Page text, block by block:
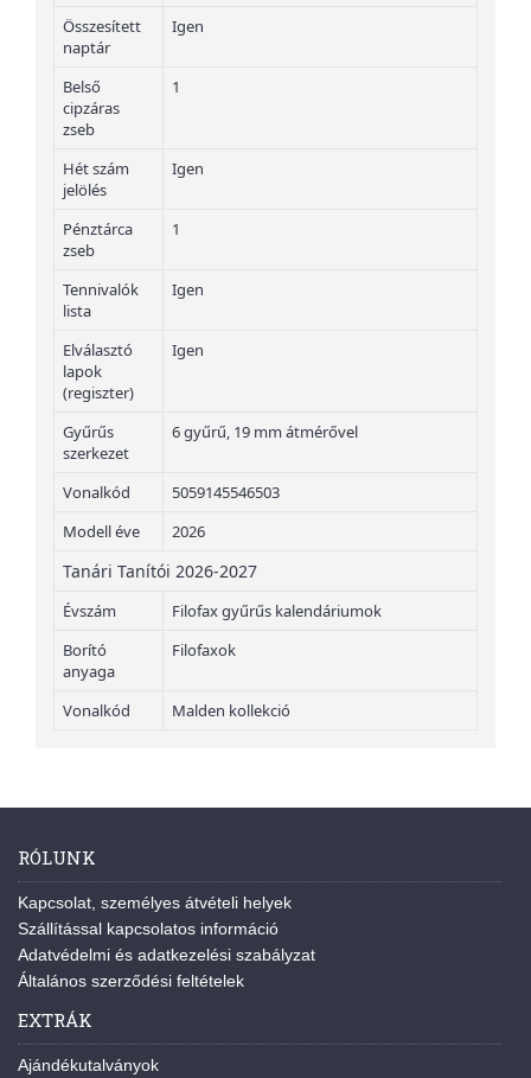
Összesített
naptár
Igen
Belső
cipzáras
zseb
1
Hét szám
jelölés
Igen
Pénztárca
zseb
1
Tennivalók
lista
Igen
Elválasztó
lapok
(regiszter)
Igen
Gyűrűs
szerkezet
6 gyűrű, 19 mm átmérővel
Vonalkód
5059145546503
Modell éve
2026
Tanári Tanítói 2026-2027
Évszám
Filofax gyűrűs kalendáriumok
Borító
anyaga
Filofaxok
Vonalkód Malden kollekció
RÓLUNK
Kapcsolat, személyes átvételi helyek
Szállítással kapcsolatos információ
Adatvédelmi és adatkezelési szabályzat
Általános szerződési feltételek
EXTRÁK
Ajándékutalványok